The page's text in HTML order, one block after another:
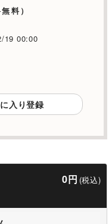
19 00:00
入り登録
0円 (税込)